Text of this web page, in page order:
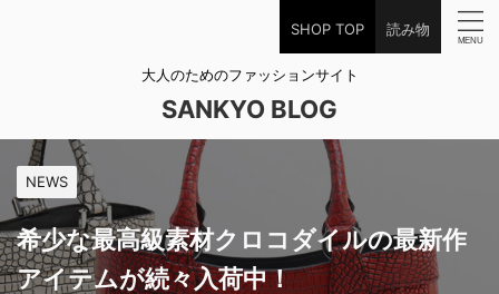
SHOP TOP 読み物
大人のためのファッションサイト
SANKYO BLOG
NEWS
希少な最高級素材クロコダイルの最新作
アイテムが続々入荷中！